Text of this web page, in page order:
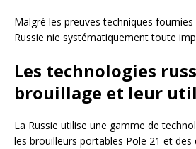
Malgré les preuves techniques
Russie nie systématiquement toute
Les technologies
brouillage et leur
La Russie utilise une gamme de
les brouilleurs portables Pole 21 et